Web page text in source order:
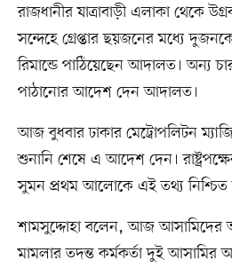
রাজধানীর যাত্রাবাড়ী এলাকা থেকে
সন্দেহে গ্রেপ্তার ছয়জনের মধ্যে
রিমান্ডে পাঠিয়েছেন আদালত। অন্য
পাঠানোর আদেশ দেন আদালত।
আজ বুধবার ঢাকার মেট্রোপলিটন
শুনানি শেষে এ আদেশ দেন।
সুমন প্রথম আলোকে এই তথ্য নিশ্চিত
শামসুদ্দোহা বলেন, আজ আসামিদের
মামলার তদন্ত কর্মকর্তা দুই আসামির